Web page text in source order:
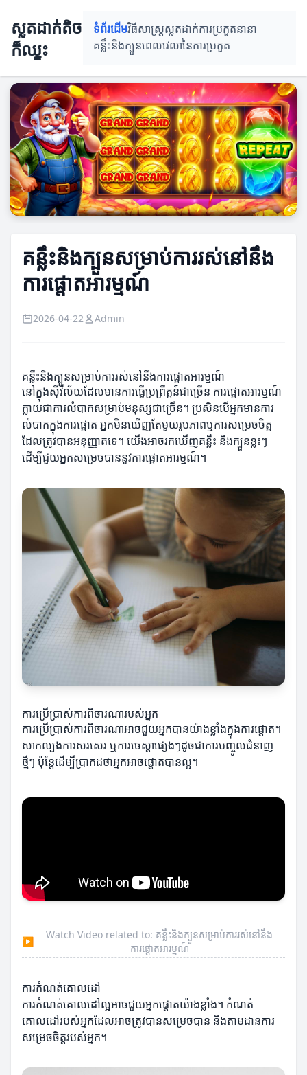
ស្លតដាក់តិច
ក៏ឈ្នះ
ទំព័រដើមវិធីសាស្រ្តស្លតដាក់ការប្រកួតនានា
គន្លឹះនិងក្បួនពេលវេលានៃការប្រកួត
គន្លឹះនិងក្បួនសម្រាប់ការរស់នៅនឹង
ការផ្តោតអារម្មណ៍
2026-04-22 Admin
គន្លឹះនិងក្បួនសម្រាប់ការរស់នៅនឹងការផ្តោតអារម្មណ៍
នៅក្នុងសុីវីល័យដែលមានការធ្វើប្រព្រឹត្តន៍ជាច្រើន ការផ្តោតអារម្មណ៍
ក្លាយជាការលំបាកសម្រាប់មនុស្សជាច្រើន។ ប្រសិនបើអ្នកមានការ
លំបាកក្នុងការផ្តោត អ្នកមិនឃើញតែមួយរូបភាពឬការសម្រេចចិត្ត
ដែលត្រូវបានអនុញ្ញាតទេ។ យើងអាចរកឃើញគន្លឹះ និងក្បួនខ្លះៗ
ដើម្បីជួយអ្នកសម្រេចបាននូវការផ្តោតអារម្មណ៍។
ការប្រើប្រាស់ការពិចារណារបស់អ្នក
ការប្រើប្រាស់ការពិចារណាអាចជួយអ្នកបានយ៉ាងខ្លាំងក្នុងការផ្តោត។
សាកល្បងការសរសេរ ឬការចេស្តាផ្សេងៗដូចជាការបញ្ចូលជំនាញ
ថ្មីៗ ប៉ុន្តែដើម្បីប្រាកដថាអ្នកអាចផ្តោតបានល្អ។
▶
Watch Video related to: គន្លឹះនិងក្បួនសម្រាប់ការរស់នៅនឹង
ការផ្តោតអារម្មណ៍
ការកំណត់គោលដៅ
ការកំណត់គោលដៅល្អអាចជួយអ្នកផ្តោតយ៉ាងខ្លាំង។ កំណត់
គោលដៅរបស់អ្នកដែលអាចត្រូវបានសម្រេចបាន និងតាមដានការ
សម្រេចចិត្តរបស់អ្នក។